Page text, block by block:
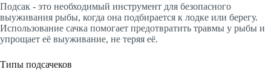
Подсак - это необходимый инструмент для безопасного
выуживания рыбы, когда она подбирается к лодке или берегу.
Использование сачка помогает предотвратить травмы у рыбы и
упрощает её выуживание, не теряя её.
Типы подсачеков